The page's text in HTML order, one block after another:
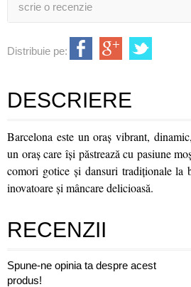
scrie o recenzie
Distribuie pe:
DESCRIERE
Barcelona este un oraș vibrant,
un oraș care își păstrează cu pasiune
comori gotice și dansuri tradiționale la
inovatoare și mâncare delicioasă.
RECENZII
Spune-ne opinia ta despre acest
produs!